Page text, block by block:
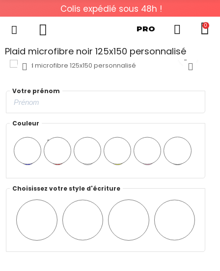
Colis expédié sous 48h !
PRO 0
Plaid microfibre noir 125x150 personnalisé
Votre prénom
Couleur
Bleu Rouge Blanc Jaune Rose Noir
Choisissez votre style d'écriture